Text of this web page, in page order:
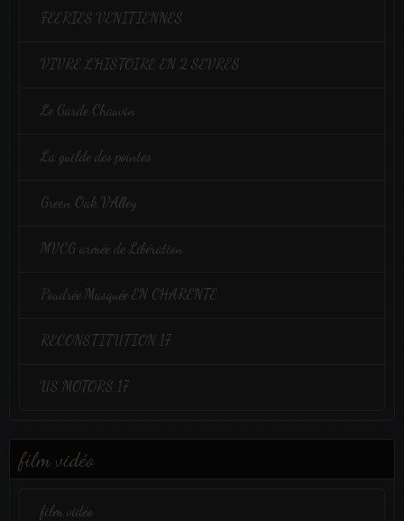
FEERIES VENITIENNES
VIVRE L'HISTOIRE EN 2 SEVRES
Le Garde Chauvin
La guilde des pointes
Green Oak VAlley
MVCG armée de Libération
Poudrée Masquée EN CHARENTE
RECONSTITUTION 17
US MOTORS 17
film vidéo
film vidéo